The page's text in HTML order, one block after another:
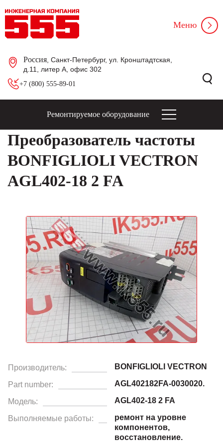
Россия , Санкт-Петербург, ул. Кронштадтская,
д.11, литер А, офис 302
+7 (800) 555-89-01
Меню
Ремонтируемое оборудование
Преобразователь частоты
BONFIGLIOLI VECTRON
AGL402-18 2 FA
Производитель: BONFIGLIOLI VECTRON
Part number: AGL402182FA-0030020.
Модель: AGL402-18 2 FA
Выполняемые работы:
ремонт на уровне
компонентов,
восстановление.